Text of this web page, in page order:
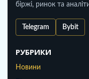
біржі, ринок та
Telegram Bybit
РУБРИКИ
Новини